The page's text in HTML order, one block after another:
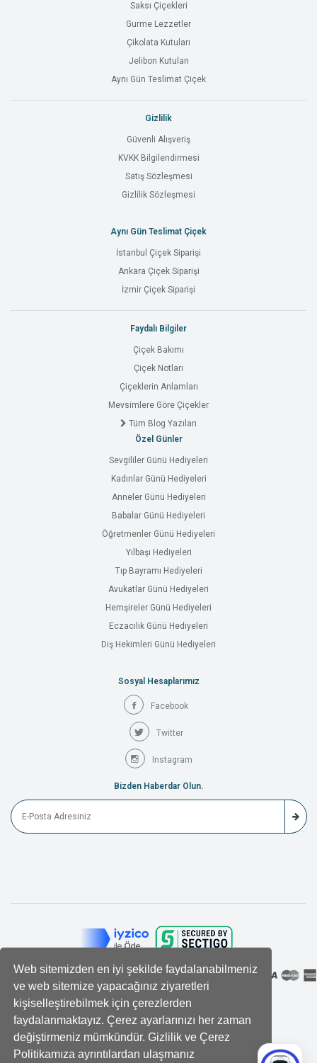
Web sitemizden en iyi şekilde faydalanabilmeniz
ve web sitemize yapacağınız ziyaretleri
kişiselleştirebilmek için çerezlerden
faydalanmaktayız. Çerez ayarlarınızı her zaman
değiştirmeniz mümkündür. Gizlilik ve Çerez
Politikamıza ayrıntılardan ulaşmanız
Saksı Çiçekleri
Gurme Lezzetler
Çikolata Kutuları
Jelibon Kutuları
Aynı Gün Teslimat Çiçek
Gizlilik
Güvenli Alışveriş
KVKK Bilgilendirmesi
Satış Sözleşmesi
Gizlilik Sözleşmesi
Aynı Gün Teslimat Çiçek
İstanbul Çiçek Siparişi
Ankara Çiçek Siparişi
İzmir Çiçek Siparişi
Faydalı Bilgiler
Çiçek Bakımı
Çiçek Notları
Çiçeklerin Anlamları
Mevsimlere Göre Çiçekler
Tüm Blog Yazıları
Özel Günler
Sevgililer Günü Hediyeleri
Kadınlar Günü Hediyeleri
Anneler Günü Hediyeleri
Babalar Günü Hediyeleri
Öğretmenler Günü Hediyeleri
Yılbaşı Hediyeleri
Tıp Bayramı Hediyeleri
Avukatlar Günü Hediyeleri
Hemşireler Günü Hediyeleri
Eczacılık Günü Hediyeleri
Diş Hekimleri Günü Hediyeleri
Sosyal Hesaplarımız
Facebook
Twitter
Instagram
Bizden Haberdar Olun.